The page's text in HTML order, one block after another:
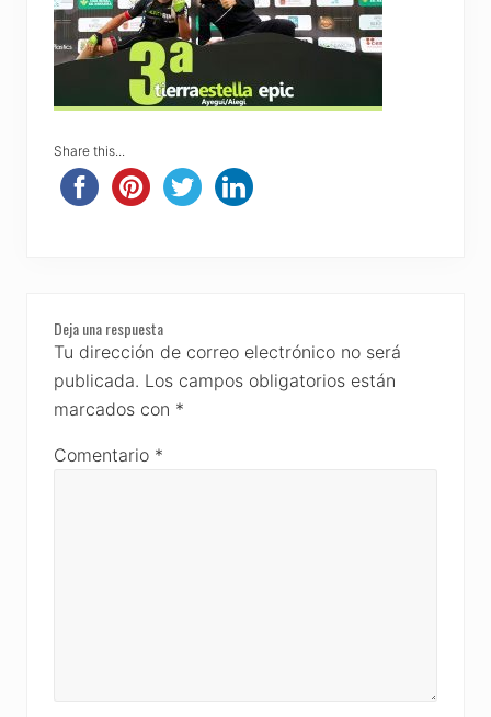
Share this...
Reader
Interactions
Deja una respuesta
Tu dirección de correo electrónico no será
publicada. Los campos obligatorios están
marcados con *
Comentario *